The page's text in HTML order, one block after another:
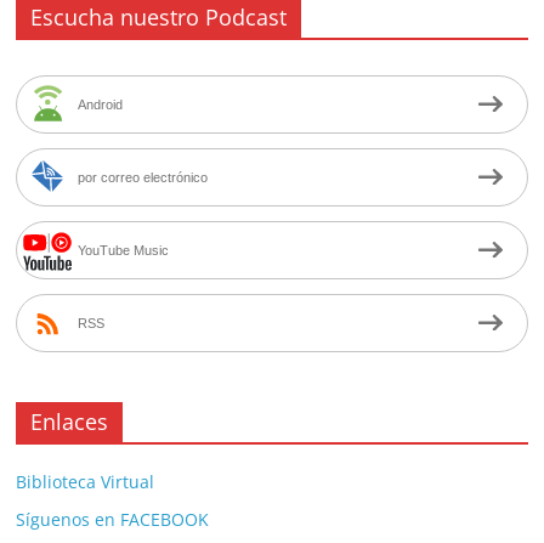
Escucha nuestro Podcast
Android
por correo electrónico
YouTube Music
RSS
Enlaces
Biblioteca Virtual
Síguenos en FACEBOOK